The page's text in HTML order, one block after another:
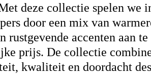
deze collectie spelen we
door een mix van
rustgevende accenten aan
prijs. De collectie
kwaliteit en doordacht